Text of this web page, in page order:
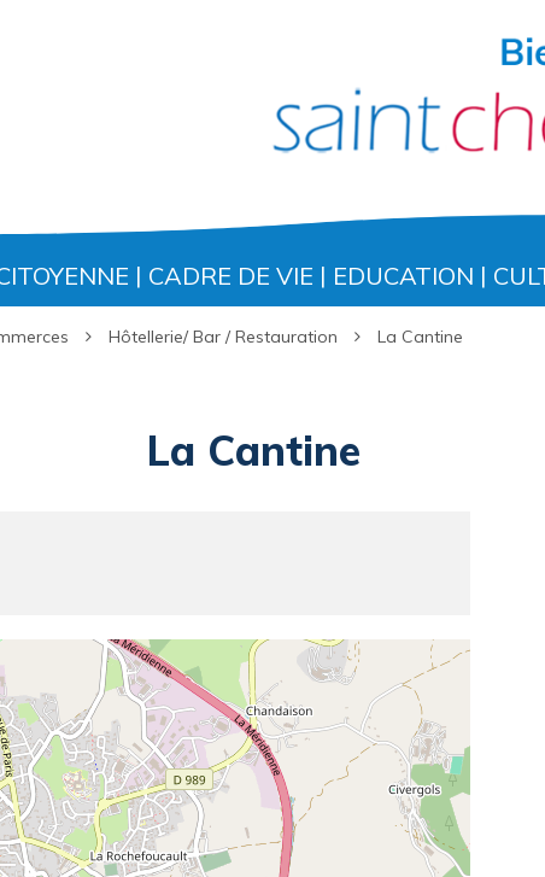
CADRE DE VIE EDUCATION
Hôtellerie/ Bar / Restauration La Cantine
La Cantine